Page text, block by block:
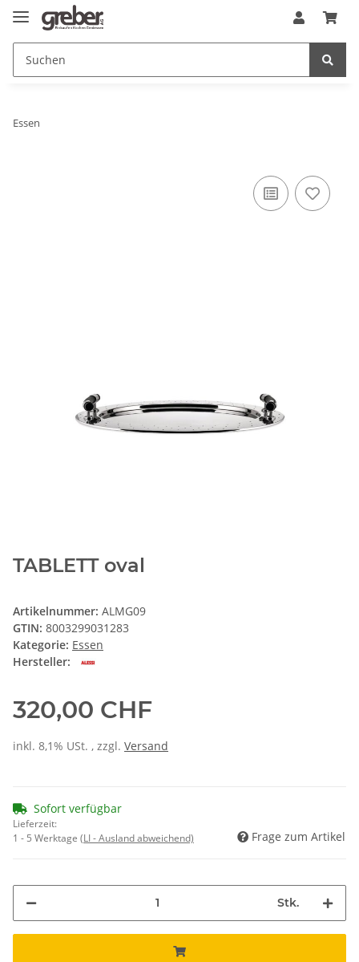
Essen
TABLETT oval
Artikelnummer: ALMG09
GTIN: 8003299031283
Kategorie: Essen
Hersteller:
320,00 CHF
inkl. 8,1% USt. , zzgl. Versand
Sofort verfügbar
Lieferzeit:
1 - 5 Werktage (LI - Ausland abweichend) Frage zum Artikel
Stk.